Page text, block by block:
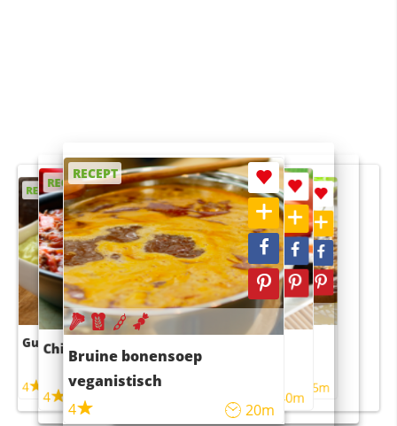
RECEPT
Guacamole
4
RECEPT
Chili con carne
4 45m
RECEPT
Bruine bonensoep
veganistisch
4
20m
RECEPT
Sushi rijstsalade
maaltijdsalade
40m
RECEPT
4 55m